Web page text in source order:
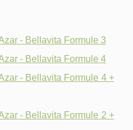
- Bellavita Formule 3
- Bellavita Formule 4
- Bellavita Formule 4 +
- Bellavita Formule 2 +